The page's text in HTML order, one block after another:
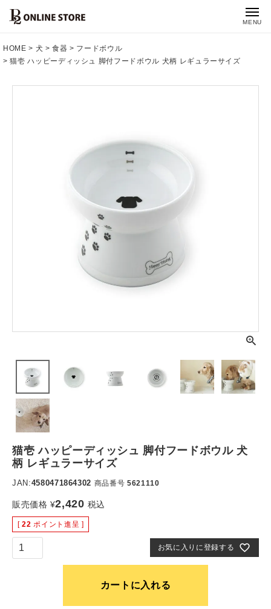
MENU
HOME 犬 食器
フードボウル
猫壱 ハッピーディッシュ 脚付フードボウル 犬柄 レギュラーサイズ
猫壱 ハッピーディッシュ 脚付フードボウル 犬
柄 レギュラーサイズ
JAN:4580471864302 商品番号 5621110
販売価格 ¥2,420 税込
[ 22 ポイント進呈 ]
お気に入りに登録する
カートに入れる